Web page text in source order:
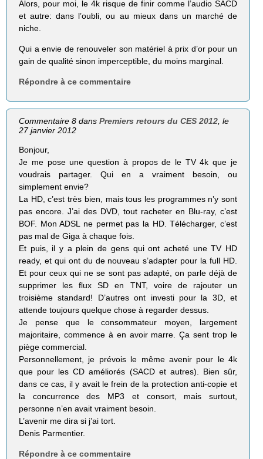
Alors, pour moi, le 4k risque de finir comme l’audio SACD
et autre: dans l’oubli, ou au mieux dans un marché de
niche.
Qui a envie de renouveler son matériel à prix d’or pour un
gain de qualité sinon imperceptible, du moins marginal.
Répondre à ce commentaire
Commentaire 8 dansPremiers retours du CES 2012, le
27 janvier 2012
Bonjour,
Je me pose une question à propos de le TV 4k que je
voudrais partager. Qui en a vraiment besoin, ou
simplement envie?
La HD, c’est très bien, mais tous les programmes n’y sont
pas encore. J’ai des DVD, tout racheter en Blu-ray, c’est
BOF. Mon ADSL ne permet pas la HD. Télécharger, c’est
pas mal de Giga à chaque fois.
Et puis, il y a plein de gens qui ont acheté une TV HD
ready, et qui ont du de nouveau s’adapter pour la full HD.
Et pour ceux qui ne se sont pas adapté, on parle déjà de
supprimer les flux SD en TNT, voire de rajouter un
troisième standard! D’autres ont investi pour la 3D, et
attende toujours quelque chose à regarder dessus.
Je pense que le consommateur moyen, largement
majoritaire, commence à en avoir marre. Ça sent trop le
piège commercial.
Personnellement, je prévois le même avenir pour le 4k
que pour les CD améliorés (SACD et autres). Bien sûr,
dans ce cas, il y avait le frein de la protection anti-copie et
la concurrence des MP3 et consort, mais surtout,
personne n’en avait vraiment besoin.
L’avenir me dira si j’ai tort.
Denis Parmentier.
Répondre à ce commentaire